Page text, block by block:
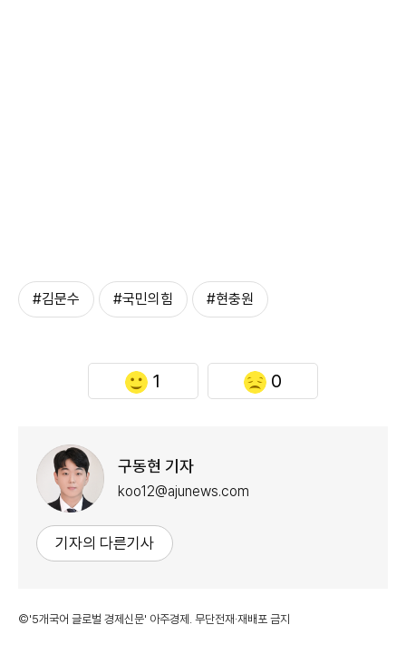
#김문수 #국민의힘 #현충원
1 0
구동현 기자
koo12@ajunews.com
기자의 다른기사
©'5개국어 글로벌 경제신문' 아주경제. 무단전재·재배포 금지